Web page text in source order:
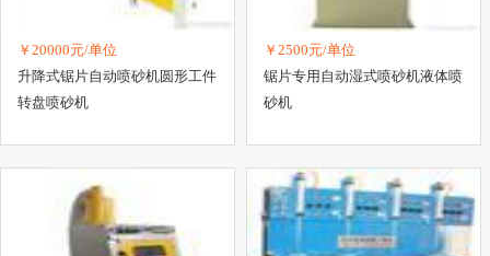
￥20000元/单位
升降式锯片自动喷砂机圆形工件
转盘喷砂机
￥2500元/单位
锯片专用自动湿式喷砂机液体喷
砂机